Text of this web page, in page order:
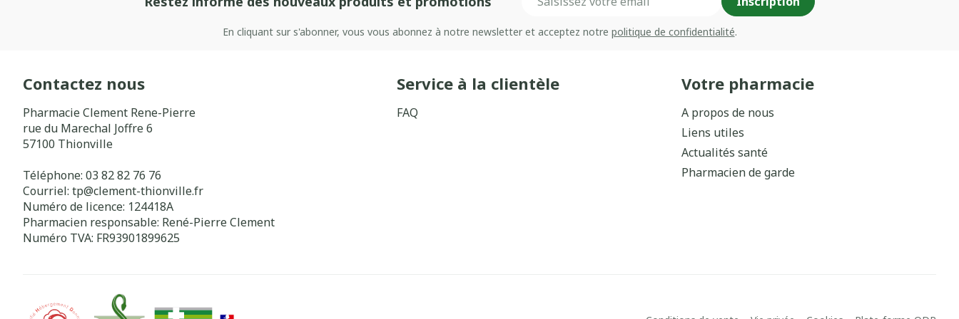
En cliquant sur s'abonner, vous vous abonnez à notre newsletter et acceptez notre politique de confidentialité.
Contactez nous
Pharmacie Clement Rene-Pierre
rue du Marechal Joffre 6
57100 Thionville
Téléphone: 03 82 82 76 76
Courriel: tp@clement-thionville.fr
Numéro de licence: 124418A
Pharmacien responsable: René-Pierre Clement
Numéro TVA: FR93901899625
Service à la clientèle
FAQ
Votre pharmacie
A propos de nous
Liens utiles
Actualités santé
Pharmacien de garde